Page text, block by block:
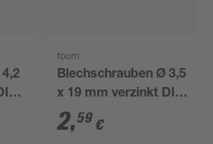
toom
Blechschrauben Ø 3,5
x 19 mm verzinkt DIN
7983 10 Stück
2,59 €